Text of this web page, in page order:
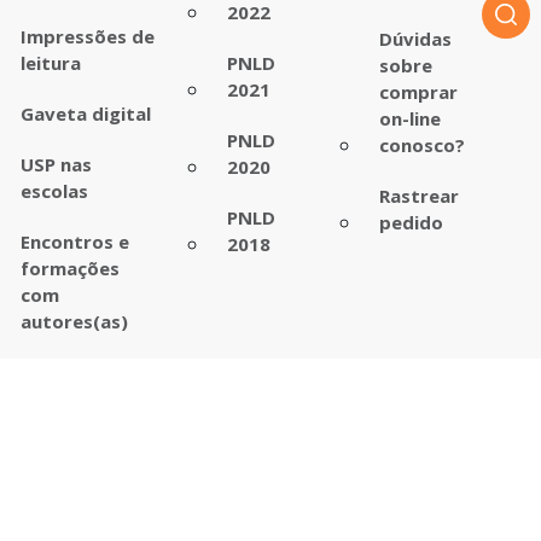
Impressões de
leitura
Gaveta digital
USP nas
escolas
Encontros e
formações
com
autores(as)
2022
PNLD
2021
PNLD
2020
PNLD
2018
Dúvidas
sobre
comprar
on-line
conosco?
Rastrear
pedido